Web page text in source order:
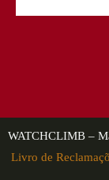
WATCHCLIMB –
Livro de